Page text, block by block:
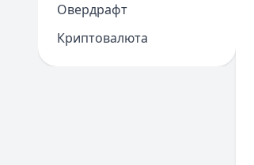
Овердрафт
Криптовалюта